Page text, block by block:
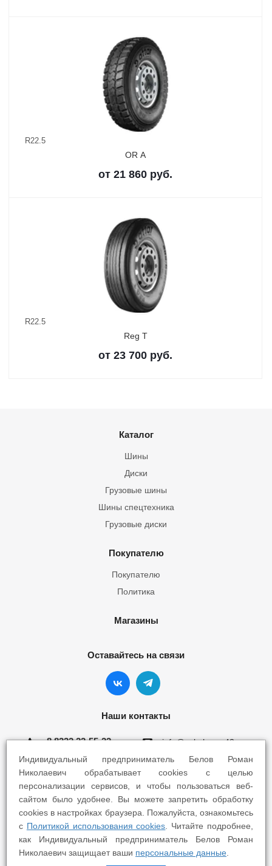
R22.5
OR A
от 21 860 руб.
R22.5
Reg T
от 23 700 руб.
Каталог
Шины
Грузовые шины
Шины спецтехника
Диски
Грузовые диски
Покупателю
Покупателю
Политика
Магазины
Оставайтесь на связи
Наши контакты
8 8332 22-55-22 info@yokohama43.ru
Киров, ул. Ломоносова 5Б
Киров, ул. Профсоюзная 7А
2025 © Yokohama Киров - Шины Диски Сервис
Индивидуальный предприниматель Белов Роман
Николаевич обрабатывает cookies с целью
персонализации сервисов, и чтобы пользоваться веб-
сайтом было удобнее. Вы можете запретить обработку
cookies в настройках браузера. Пожалуйста, ознакомьтесь
с Политикой использования cookies . Читайте подробнее,
как Индивидуальный предприниматель Белов Роман
Николаевич защищает ваши персональные данные